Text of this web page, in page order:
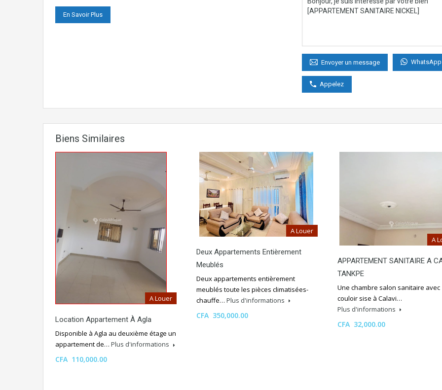
En Savoir Plus
Envoyer un message WhatsApp
Appelez
Biens Similaires
A Louer
Location Appartement À Agla
Disponible à Agla au deuxième étage un
appartement de… Plus d'informations
CFA 110,000.00
A Louer
Deux Appartements Entièrement
Meublés
Deux appartements entièrement
meublés toute les pièces climatisées-
chauffe… Plus d'informations
CFA 350,000.00
A
APPARTEMENT SANITAIRE A
TANKPE
Une chambre salon sanitaire avec
couloir sise à Calavi…
Plus d'informations
CFA 32,000.00